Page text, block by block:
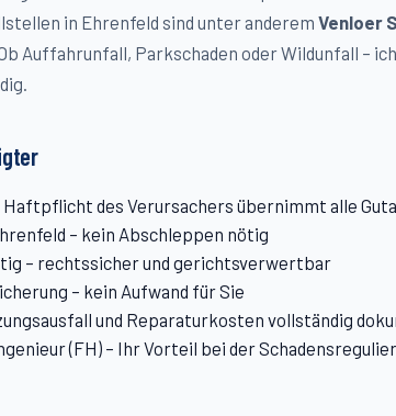
in Ehrenfeld sind unter anderem Venloer
Auffahrunfall, Parkschaden oder Wildunfall –
Haftpflicht des Verursachers übernimmt alle
– kein Abschleppen nötig
– rechtssicher und gerichtsverwertbar
– kein Aufwand für Sie
und Reparaturkosten vollständig
(FH) – Ihr Vorteil bei der